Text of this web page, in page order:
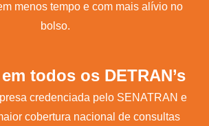
menos tempo e com mais alívio no
bolso.
todos os DETRAN’s
credenciada pelo SENATRAN e
cobertura nacional de consultas